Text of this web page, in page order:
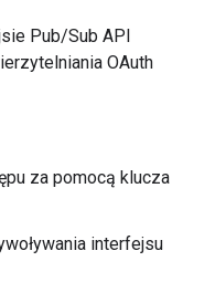
Pub/Sub API
OAuth
za pomocą klucza
interfejsu